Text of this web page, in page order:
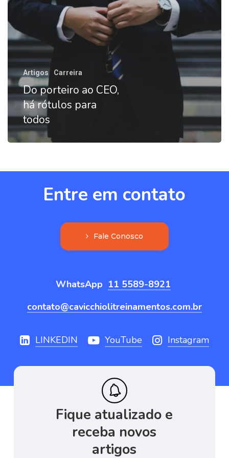
Artigos Carreira
Do porteiro ao CEO,
há rótulos para
todos
Entre em contato
Fale Conosco
WhatsApp 11 5589-8921
contato@cavicchiolitreinamentos.com.br
LINKEDIN YouTube Instagram
Fique atualizado e
receba novos
artigos